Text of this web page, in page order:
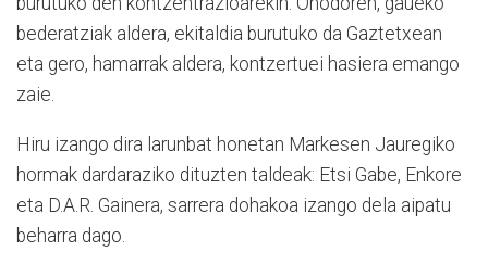
bederatziak aldera, ekitaldia burutuko da Gaztetxean
eta gero, hamarrak aldera, kontzertuei hasiera emango
zaie.
Hiru izango dira larunbat honetan Markesen Jauregiko
hormak dardaraziko dituzten taldeak: Etsi Gabe, Enkore
eta D.A.R. Gainera, sarrera dohakoa izango dela aipatu
beharra dago.